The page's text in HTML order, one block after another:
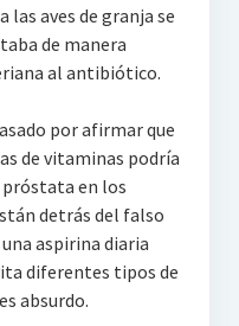
aves de granja se
de manera
al antibiótico.
por afirmar que
de vitaminas podría
próstata en los
detrás del falso
aspirina diaria
diferentes tipos de
absurdo.